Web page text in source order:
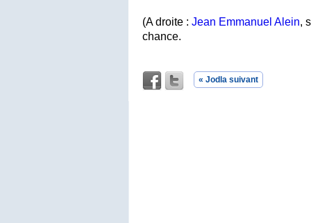
(A droite : Jean Emmanuel Alein,
chance.
« Jodla suivant